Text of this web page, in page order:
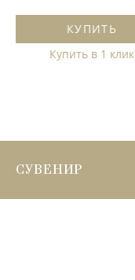
КУПИТЬ
Купить в 1 клик
СУВЕНИР